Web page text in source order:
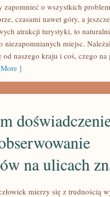
zapomnieć o wszystkich
czasami nawet góry, a
atrakcji turystyki, to
miejsc.
od naszego kraju i coś, czego
]
na ulicach
mierzy się z trudnością